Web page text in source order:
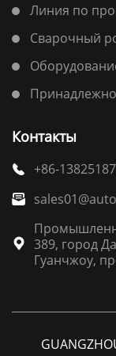
Линия по
Сварочный
Контакты
 +86-


389, город
Гуанчжоу,